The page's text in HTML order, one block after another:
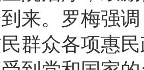
来。罗梅强
群众各项惠